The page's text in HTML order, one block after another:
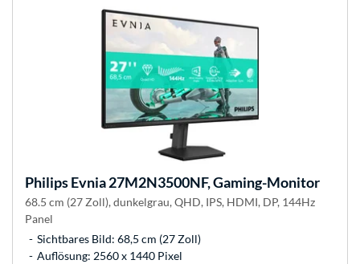
PhilipsEvnia 27M2N3500NF, Gaming-Monitor
68.5 cm (27 Zoll), dunkelgrau, QHD, IPS, HDMI, DP, 144Hz
Panel
Sichtbares Bild: 68,5 cm (27 Zoll)
Auflösung: 2560 x 1440 Pixel